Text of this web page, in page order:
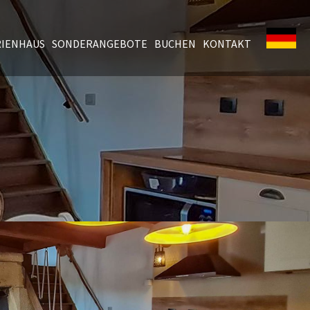
SONDERANGEBOTE BUCHEN KONTAKT